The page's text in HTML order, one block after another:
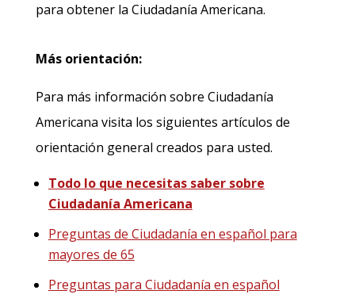
para obtener la Ciudadanía Americana.
Más orientación:
Para más información sobre Ciudadanía
Americana visita los siguientes artículos de
orientación general creados para usted.
Todo lo que necesitas saber sobre
Ciudadanía Americana
Preguntas de Ciudadanía en español para
mayores de 65
Preguntas para Ciudadanía en español